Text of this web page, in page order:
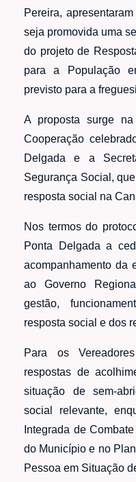
Pereira,
seja promovida uma
do projeto de
para a População
previsto para a
A proposta surge
Cooperação
Delgada e a
Segurança Social,
resposta social na
Nos termos do
Ponta Delgada a
acompanhamento da
ao Governo
gestão,
resposta social e dos
Para os
respostas de
situação de sem-
social relevante,
Integrada de
do Município e no
Pessoa em Situação